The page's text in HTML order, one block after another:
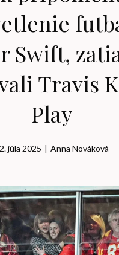
Swift,
Travis
Play
júla 2025 | Anna Nováková